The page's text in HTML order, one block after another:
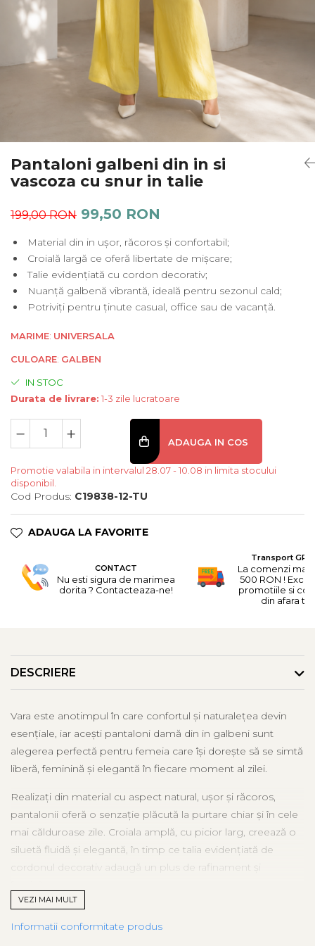
Tricouri si topuri
Rochii de eveniment
Pantaloni galbeni din in si
vascoza cu snur in talie
199,00 RON 99,50 RON
Material din in ușor, răcoros și confortabil;
Croială largă ce oferă libertate de mișcare;
Talie evidențiată cu cordon decorativ;
Nuanță galbenă vibrantă, ideală pentru sezonul cald;
Potriviți pentru ținute casual, office sau de vacanță.
MARIME: UNIVERSALA
CULOARE: GALBEN
IN STOC
Durata de livrare: 1-3 zile lucratoare
ADAUGA IN COS
Promotie valabila in intervalul 28.07 - 10.08 in limita stocului
disponibil.
Cod Produs: C19838-12-TU
ADAUGA LA FAVORITE
CONTACT
Nu esti sigura de marimea
dorita ? Contacteaza-ne!
Transport
La comenzi mai
500 RON !
promotiile si
din afara
DESCRIERE
Vara este anotimpul în care confortul și naturalețea devin
esențiale, iar acești pantaloni damă din in galbeni sunt
alegerea perfectă pentru femeia care își dorește să se simtă
liberă, feminină și elegantă în fiecare moment al zilei.
Realizați din material cu aspect natural, ușor și răcoros,
pantalonii oferă o senzație plăcută la purtare chiar și în cele
mai călduroase zile. Croiala amplă, cu picior larg, creează o
siluetă fluidă și elegantă, în timp ce talia evidențiată de
cordonul decorativ adaugă un plus de rafinament și
Nuanța galbenă inspiră energie, optimism și prospețime,
transformând orice ținută într-o apariție luminoasă și plină
VEZI MAI MULT
Informatii conformitate produs